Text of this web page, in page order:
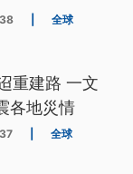
全球
重建路 一文
各地災情
全球